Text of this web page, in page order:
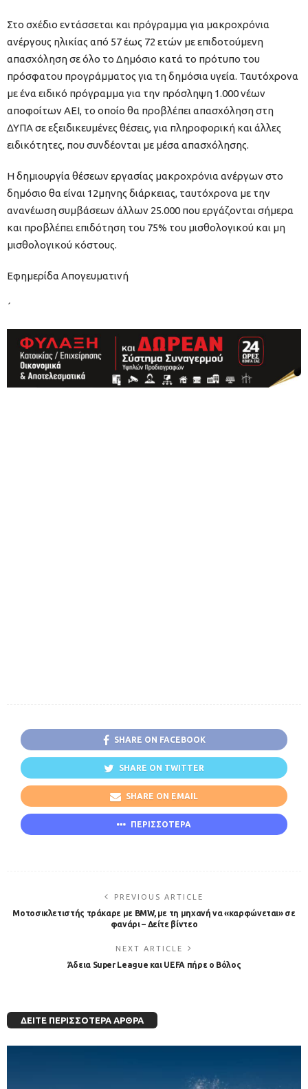
Στο σχέδιο εντάσσεται και πρόγραμμα για μακροχρόνια
ανέργους ηλικίας από 57 έως 72 ετών με επιδοτούμενη
απασχόληση σε όλο το Δημόσιο κατά το πρότυπο του
πρόσφατου προγράμματος για τη δημόσια υγεία. Ταυτόχρονα
με ένα ειδικό πρόγραμμα για την πρόσληψη 1.000 νέων
αποφοίτων ΑΕΙ, το οποίο θα προβλέπει απασχόληση στη
ΔΥΠΑ σε εξειδικευμένες θέσεις, για πληροφορική και άλλες
ειδικότητες, που συνδέονται με μέσα απασχόλησης.
Η δημιουργία θέσεων εργασίας μακροχρόνια ανέργων στο
δημόσιο θα είναι 12μηνης διάρκειας, ταυτόχρονα με την
ανανέωση συμβάσεων άλλων 25.000 που εργάζονται σήμερα
και προβλέπει επιδότηση του 75% του μισθολογικού και μη
μισθολογικού κόστους.
Εφημερίδα Απογευματινή
΄
SHARE ON FACEBOOK
SHARE ON TWITTER
SHARE ON EMAIL
ΠΕΡΙΣΣΟΤΕΡΑ
PREVIOUS ARTICLE
Μοτοσικλετιστής τράκαρε με BMW, με τη μηχανή να «καρφώνεται» σε
φανάρι – Δείτε βίντεο
NEXT ARTICLE
Άδεια Super League και UEFA πήρε ο Βόλος
ΔΕΊΤΕ ΠΕΡΙΣΣΌΤΕΡΑ ΆΡΘΡΑ